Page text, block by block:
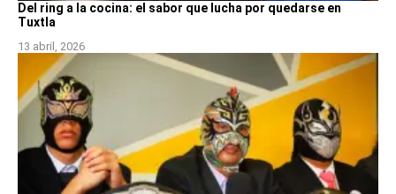
Del ring a la cocina: el sabor que lucha por quedarse en
Tuxtla
13 abril, 2026